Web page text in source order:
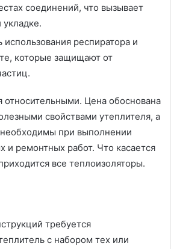
соединений, что вызывает
укладке.
респиратора и
которые защищают от
относительными. Цена обоснована
свойствами утеплителя, а
при выполнении
и ремонтных работ. Что касается
все теплоизоляторы.
требуется
с набором тех или